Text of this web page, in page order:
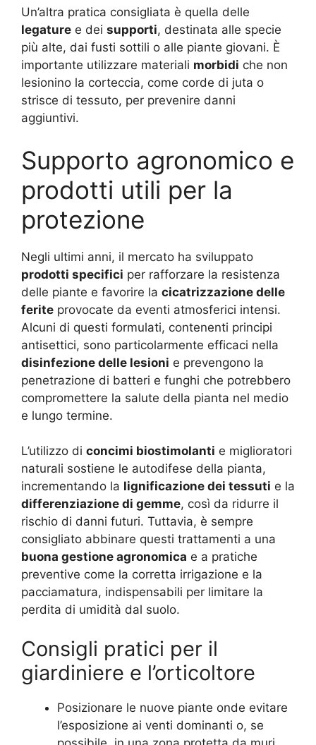
Un’altra pratica consigliata è quella delle
legature e dei supporti, destinata alle specie
più alte, dai fusti sottili o alle piante giovani. È
importante utilizzare materiali morbidi che non
lesionino la corteccia, come corde di juta o
strisce di tessuto, per prevenire danni
aggiuntivi.
Supporto agronomico e
prodotti utili per la
protezione
Negli ultimi anni, il mercato ha sviluppato
prodotti specifici per rafforzare la resistenza
delle piante e favorire la cicatrizzazione delle
ferite provocate da eventi atmosferici intensi.
Alcuni di questi formulati, contenenti principi
antisettici, sono particolarmente efficaci nella
disinfezione delle lesioni e prevengono la
penetrazione di batteri e funghi che potrebbero
compromettere la salute della pianta nel medio
e lungo termine.
L’utilizzo di concimi biostimolanti e miglioratori
naturali sostiene le autodifese della pianta,
incrementando la lignificazione dei tessuti e la
differenziazione di gemme, così da ridurre il
rischio di danni futuri. Tuttavia, è sempre
consigliato abbinare questi trattamenti a una
buona gestione agronomica e a pratiche
preventive come la corretta irrigazione e la
pacciamatura, indispensabili per limitare la
perdita di umidità dal suolo.
Consigli pratici per il
giardiniere e l’orticoltore
Posizionare le nuove piante onde evitare
l’esposizione ai venti dominanti o, se